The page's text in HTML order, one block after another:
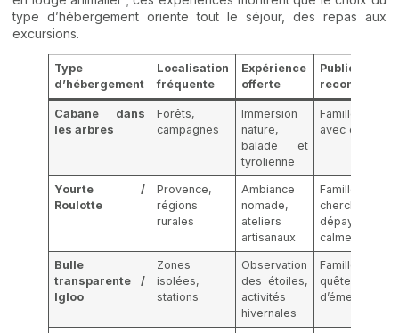
type d’hébergement oriente tout le séjour, des repas aux
excursions.
Type
d’hébergement
Localisation
fréquente
Expérience
offerte
Public
recommandé
Cabane dans
les arbres
Forêts,
campagnes
Immersion
nature,
balade et
tyrolienne
Familles
avec enfants
Yourte /
Roulotte
Provence,
régions
rurales
Ambiance
nomade,
ateliers
artisanaux
Familles
cherchant
dépaysement
calme
Bulle
transparente /
Igloo
Zones
isolées,
stations
Observation
des étoiles,
activités
hivernales
Familles
quête